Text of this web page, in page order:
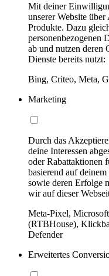
Mit deiner
unserer Website
Produkte. Dazu
personenbezogenen
ab und nutzen deren
Dienste bereits nutzt:
Bing, Criteo, Meta,
Marketing
Durch das
deine Interessen
oder Rabattaktionen
basierend auf
sowie deren Erfolge
wir auf dieser
Meta-Pixel,
(RTBHouse),
Defender
Erweitertes